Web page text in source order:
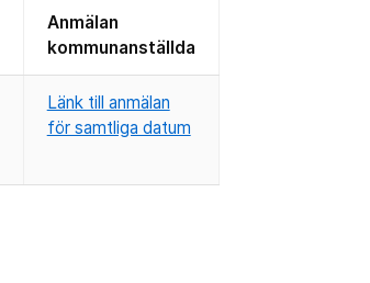
Anmälan
kommunanställda
Länk till anmälan
för samtliga datum